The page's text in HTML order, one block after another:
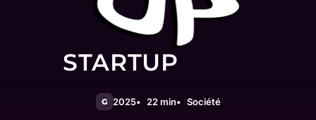
STARTUP
G 2025 22 min Société